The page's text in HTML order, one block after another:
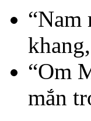
“Nam
“Om
mắn